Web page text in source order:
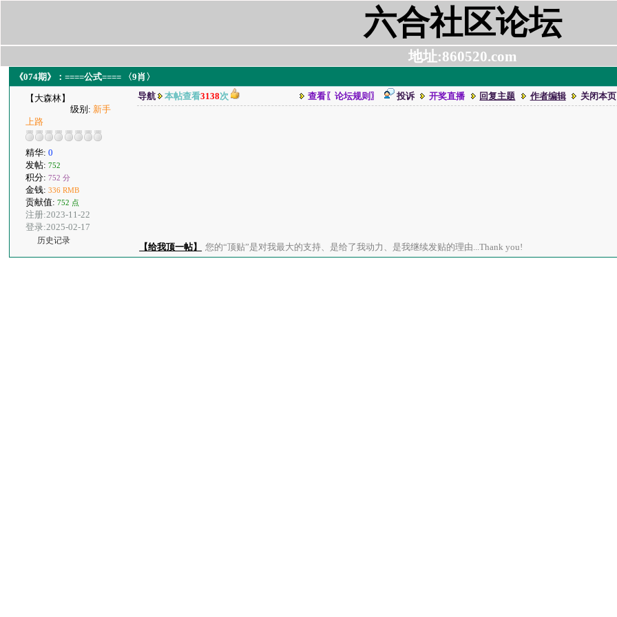
六合社区论坛
地址:860520.com
《074期》：====公式==== 〈9肖〉
【大森林】
级别: 新手
上路
精华:0
发帖:752
积分:752 分
金钱:336 RMB
贡献值:752 点
注册:2023-11-22
登录:2025-02-17
历史记录
导航 本帖查看3138次 查看〖论坛规则〗 投诉 开奖直播 回复主题 作者编辑 关闭本页
【给我顶一帖】 您的“顶贴”是对我最大的支持、是给了我动力、是我继续发贴的理由...Thank you!